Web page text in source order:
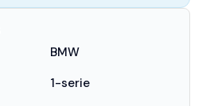
BMW
1-serie